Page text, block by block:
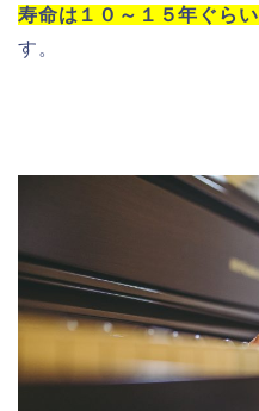
寿命は１０～１５年ぐらい
す。